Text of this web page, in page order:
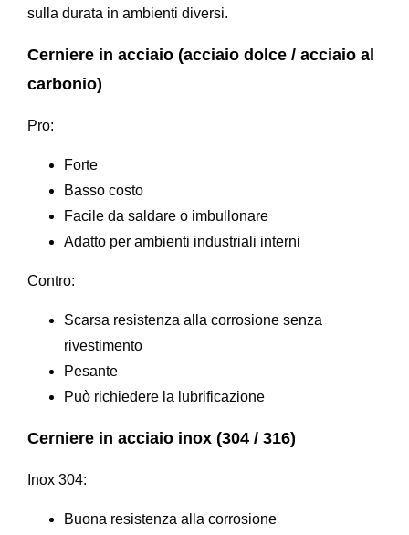
sulla durata in ambienti diversi.
Cerniere in acciaio (acciaio dolce / acciaio al
carbonio)
Pro:
Forte
Basso costo
Facile da saldare o imbullonare
Adatto per ambienti industriali interni
Contro:
Scarsa resistenza alla corrosione senza
rivestimento
Pesante
Può richiedere la lubrificazione
Cerniere in acciaio inox (304 / 316)
Inox 304:
Buona resistenza alla corrosione